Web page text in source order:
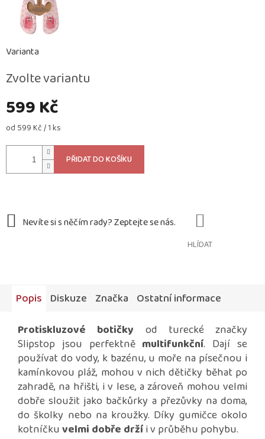
599 Kč
Měrná
od 599 Kč / 1 ks
Zvolte variantu
Varianta
PŘIDAT DO KOŠÍKU
HLÍDAT
Popis Diskuze Značka Ostatní informace
Protiskluzové botičky od turecké značky
Slipstop jsou perfektně multifunkční. Dají se
používat do vody, k bazénu, u moře na písečnou i
kamínkovou pláž, mohou v nich dětičky běhat po
zahradě, na hřišti, i v lese, a zároveň mohou velmi
dobře sloužit jako bačkůrky a přezůvky na doma,
do školky nebo na kroužky. Díky gumičce okolo
kotníčkuvelmi dobře držíi v průběhu pohybu.